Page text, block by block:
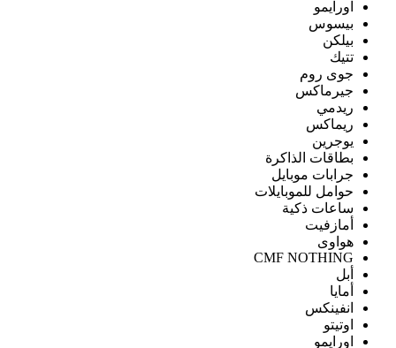
اورايمو
بيسوس
بيلكن
تتيك
جوى روم
جيرماكس
ريدمي
ريماكس
يوجرين
بطاقات الذاكرة
جرابات موبايل
حوامل للموبايلات
ساعات ذكية
أمازفيت
هواوى
CMF NOTHING
أبل
أمايا
انفينكس
اوتيتو
اورايمو